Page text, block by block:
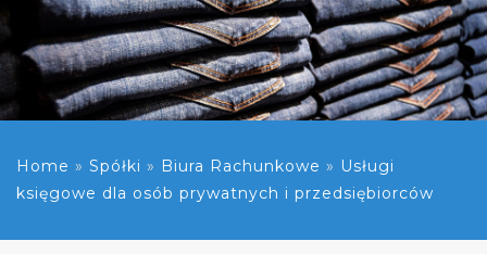
Home » Spółki » Biura Rachunkowe » Usługi
księgowe dla osób prywatnych i przedsiębiorców